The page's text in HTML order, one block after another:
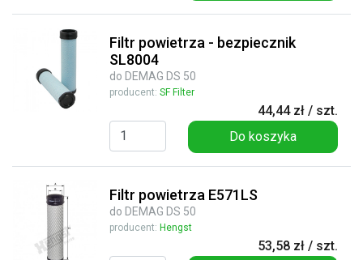
Filtr powietrza - bezpiecznik
SL8004
do DEMAG DS 50
producent: SF Filter
44,44 zł / szt.
Do koszyka
Filtr powietrza E571LS
do DEMAG DS 50
producent: Hengst
53,58 zł / szt.